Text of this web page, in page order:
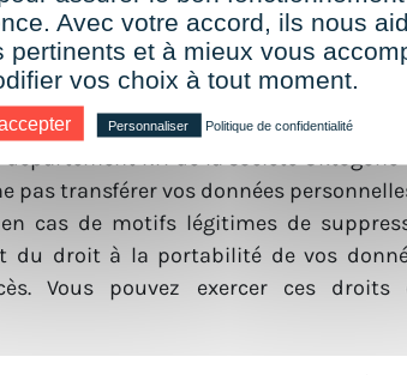
dans le but de traiter et gérer
en charge de la protection des
seront conservées quatre ans
données pourront être conservées
RH de la société
transférer vos données
cas de motifs légitimes de
du droit à la portabilité de vos
Vous pouvez exercer ces
Avec votre accord, ils nous
et à mieux vous
vos choix à tout moment.
Personnaliser Politique de confidentialité